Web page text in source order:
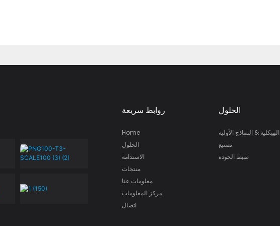
روابط سريعة
Home
الحلول
الاستدامة
منتجات
معلومات عنا
مركز المعلومات
اتصال
الحلول
الهيكلية & النماذج الأولية
تصنيع
ضبط الجودة